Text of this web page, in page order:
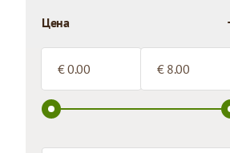
Цена
€ €